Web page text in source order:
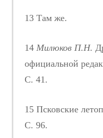
13 Там же.
14 Милюков П.Н.
официальной
С. 41.
15 Псковские
С. 96.